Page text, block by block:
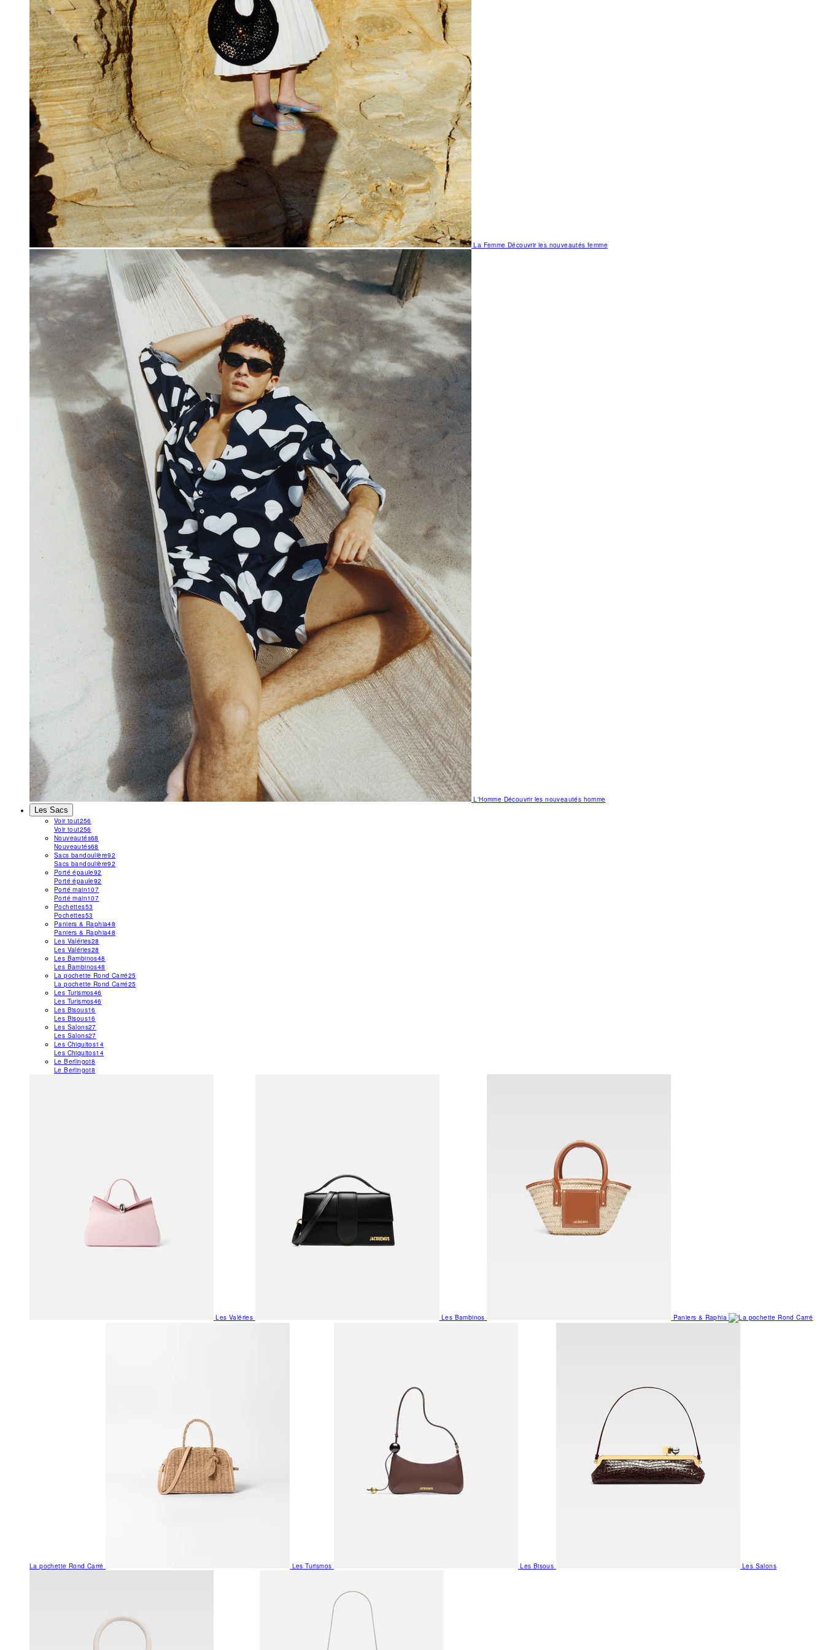
La FemmeDécouvrir les nouveautés femme
L'Homme Découvrir les nouveautés homme
Les Sacs
Voir tout256
Voir tout256
Nouveautés68
Nouveautés68
Sacs bandoulière92
Sacs bandoulière92
Porté épaule92
Porté épaule92
Porté main107
Porté main107
Pochettes53
Pochettes53
Paniers & Raphia48
Paniers & Raphia48
Les Valéries28
Les Valéries28
Les Bambinos48
Les Bambinos48
La pochette Rond Carré25
La pochette Rond Carré25
Les Turismos46
Les Turismos46
Les Bisous16
Les Bisous16
Les Salons27
Les Salons27
Les Chiquitos14
Les Chiquitos14
Le Berlingot8
Le Berlingot8
Les Valéries Les Bambinos Paniers & Raphia
La pochette Rond Carré Les Turismos Les Bisous Les Salons